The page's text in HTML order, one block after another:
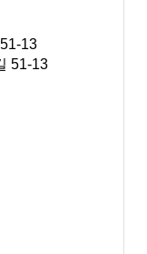
13
51-13